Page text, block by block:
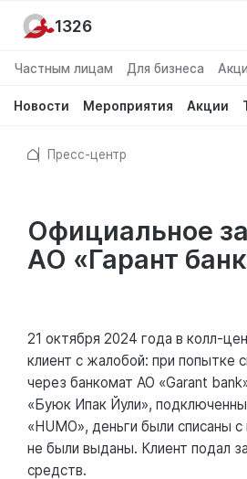
Частным лицам Для бизнеса
Новости Мероприятия Акции
1326
Пресс-центр
Официальное
АО «Гарант
21 октября 2024 года в колл-
клиент с жалобой: при попытке
через банкомат АО «Garant
«Буюк Ипак Йули»,
«HUMO», деньги были списаны
не были выданы. Клиент подал
средств.